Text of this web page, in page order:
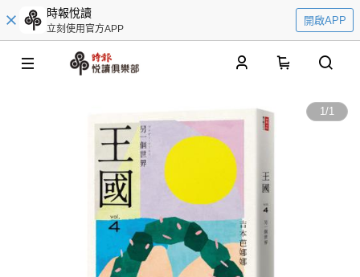
時報悅讀
立刻使用官方APP
開啟APP
1/1